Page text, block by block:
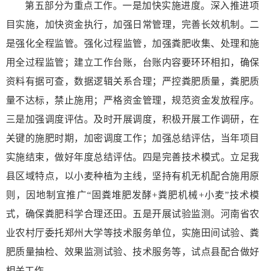
第五部分为重点工作。一是加快实施进度。深入推进项
目实施，加快资金执行，加强日常管理，完善长效机制。二
是强化全程监管。强化过程监管，加强粪肥收集、处理和施
用全过程监管；建立工作台账，台账内容要环环相扣，确保
资料有据可查，数据逻辑关系合理；严控粪肥质量，粪肥质
量不达标，禁止施用；严格资金管理，规范资金发放程序。
三是加强调度评估。及时开展调度，积极开展工作调研，在
关键的施肥时期，加密调度工作；加强总结评估，当年项目
实施结束，做好年度总结评估。四是完善技术模式。立足我
县区域特点，以小麦种植为主线，坚持有机无机配合施用原
则，因地制宜推广“固粪堆肥发酵+粪肥机械+小麦”技术模
式，确保粪肥科学合理还田。五是开展试验监测。河南省农
业农村厅委托郑州大学等技术服务单位，实施田间试验、粪
肥质量抽检、效果监测试验、技术服务等，试点县配合做好